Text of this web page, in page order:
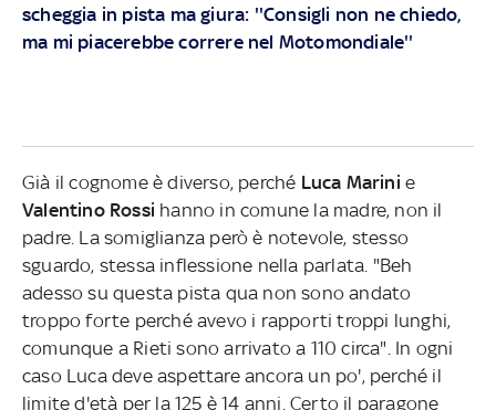
scheggia in pista ma giura: ''Consigli non ne chiedo,
ma mi piacerebbe correre nel Motomondiale''
Già il cognome è diverso, perché Luca Marini e
Valentino Rossi hanno in comune la madre, non il
padre. La somiglianza però è notevole, stesso
sguardo, stessa inflessione nella parlata. "Beh
adesso su questa pista qua non sono andato
troppo forte perché avevo i rapporti troppi lunghi,
comunque a Rieti sono arrivato a 110 circa". In ogni
caso Luca deve aspettare ancora un po', perché il
limite d'età per la 125 è 14 anni. Certo il paragone